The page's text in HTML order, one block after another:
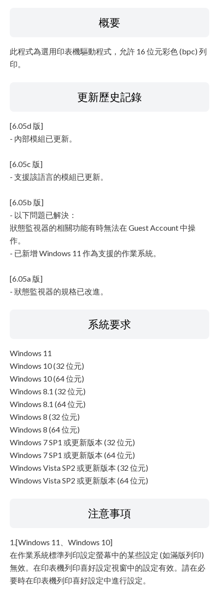
概要
此程式為選用印表機驅動程式，允許 16 位元彩色 (bpc) 列
印。
更新歷史記錄
[6.05d 版]
- 內部模組已更新。
[6.05c 版]
- 支援該語言的模組已更新。
[6.05b 版]
- 以下問題已解決：
狀態監視器的相關功能有時無法在 Guest Account 中操
作。
- 已新增 Windows 11 作為支援的作業系統。
[6.05a 版]
- 狀態監視器的規格已改進。
系統要求
Windows 11
Windows 10 (32 位元)
Windows 10 (64 位元)
Windows 8.1 (32 位元)
Windows 8.1 (64 位元)
Windows 8 (32 位元)
Windows 8 (64 位元)
Windows 7 SP1 或更新版本 (32 位元)
Windows 7 SP1 或更新版本 (64 位元)
Windows Vista SP2 或更新版本 (32 位元)
Windows Vista SP2 或更新版本 (64 位元)
注意事項
1.[Windows 11、Windows 10]
在作業系統標準列印設定螢幕中的某些設定 (如滿版列印)
無效。在印表機列印喜好設定視窗中的設定有效。請在必
要時在印表機列印喜好設定中進行設定。